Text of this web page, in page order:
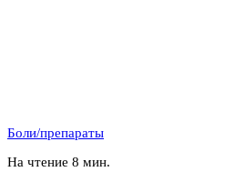
Боли/препараты
На чтение 8 мин.